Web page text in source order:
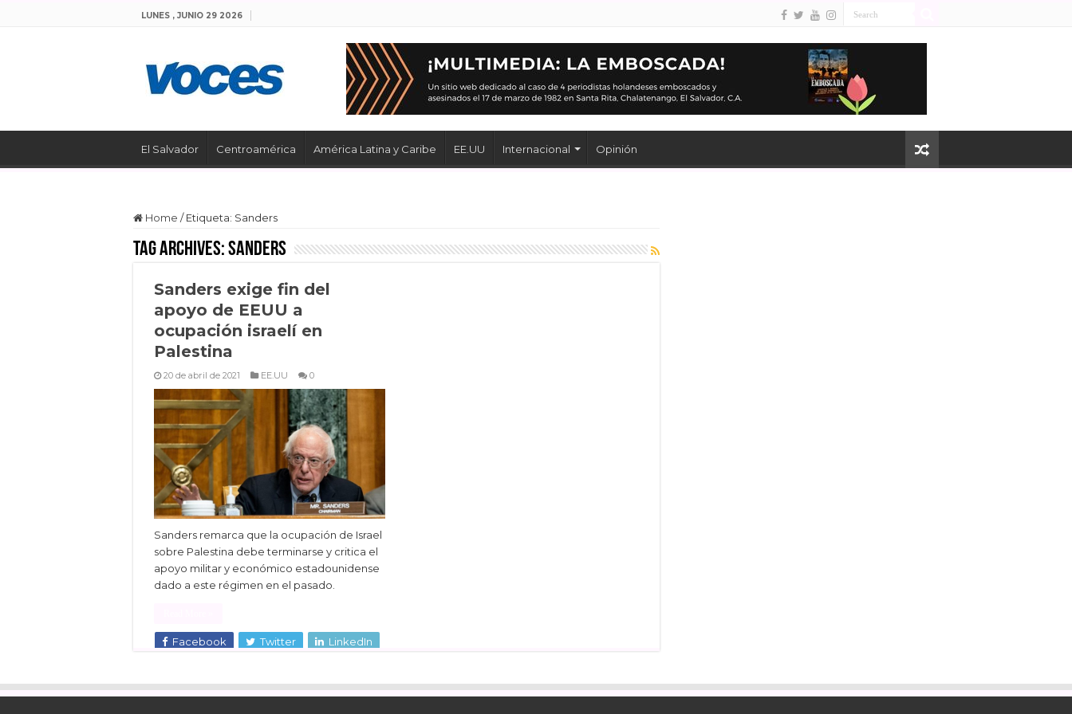
LUNES , JUNIO 29 2026
El Salvador Centroamérica América Latina y Caribe EE.UU Internacional Opinión
Home / Etiqueta: Sanders
Tag Archives:Sanders
Sanders exige fin del
apoyo de EEUU a
ocupación israelí en
Palestina
20 de abril de 2021 EE.UU 0
Sanders remarca que la ocupación de Israel
sobre Palestina debe terminarse y critica el
apoyo militar y económico estadounidense
dado a este régimen en el pasado.
Facebook Twitter LinkedIn